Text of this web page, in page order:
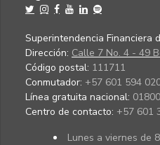
Superintendencia Financiera
Dirección: Calle 7 No. 4 - 49
Código postal: 111711
Conmutador: +57 601 594
Línea gratuita nacional:
Centro de contacto: +57 601
Lunes a viernes de